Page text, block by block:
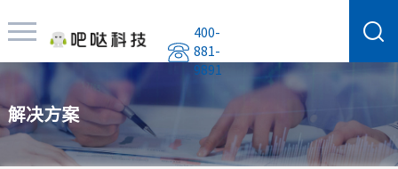
400-
881-
9891
解决方案